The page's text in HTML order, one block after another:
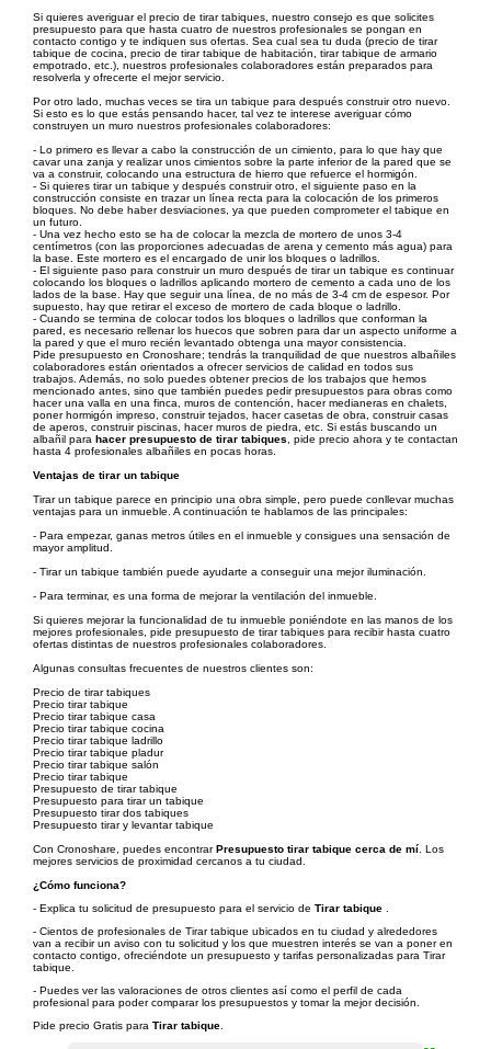
Si quieres averiguar el precio de tirar tabiques, nuestro consejo es que solicites
presupuesto para que hasta cuatro de nuestros profesionales se pongan en
contacto contigo y te indiquen sus ofertas. Sea cual sea tu duda (precio de tirar
tabique de cocina, precio de tirar tabique de habitación, tirar tabique de armario
empotrado, etc.), nuestros profesionales colaboradores están preparados para
resolverla y ofrecerte el mejor servicio.
Por otro lado, muchas veces se tira un tabique para después construir otro nuevo.
Si esto es lo que estás pensando hacer, tal vez te interese averiguar cómo
construyen un muro nuestros profesionales colaboradores:
- Lo primero es llevar a cabo la construcción de un cimiento, para lo que hay que
cavar una zanja y realizar unos cimientos sobre la parte inferior de la pared que se
va a construir, colocando una estructura de hierro que refuerce el hormigón.
- Si quieres tirar un tabique y después construir otro, el siguiente paso en la
construcción consiste en trazar un línea recta para la colocación de los primeros
bloques. No debe haber desviaciones, ya que pueden comprometer el tabique en
un futuro.
- Una vez hecho esto se ha de colocar la mezcla de mortero de unos 3-4
centímetros (con las proporciones adecuadas de arena y cemento más agua) para
la base. Este mortero es el encargado de unir los bloques o ladrillos.
- El siguiente paso para construir un muro después de tirar un tabique es continuar
colocando los bloques o ladrillos aplicando mortero de cemento a cada uno de los
lados de la base. Hay que seguir una línea, de no más de 3-4 cm de espesor. Por
supuesto, hay que retirar el exceso de mortero de cada bloque o ladrillo.
- Cuando se termina de colocar todos los bloques o ladrillos que conforman la
pared, es necesario rellenar los huecos que sobren para dar un aspecto uniforme a
la pared y que el muro recién levantado obtenga una mayor consistencia.
Pide presupuesto en Cronoshare; tendrás la tranquilidad de que nuestros albañiles
colaboradores están orientados a ofrecer servicios de calidad en todos sus
trabajos. Además, no solo puedes obtener precios de los trabajos que hemos
mencionado antes, sino que también puedes pedir presupuestos para obras como
hacer una valla en una finca, muros de contención, hacer medianeras en chalets,
poner hormigón impreso, construir tejados, hacer casetas de obra, construir casas
de aperos, construir piscinas, hacer muros de piedra, etc. Si estás buscando un
albañil para hacer presupuesto de tirar tabiques , pide precio ahora y te contactan
hasta 4 profesionales albañiles en pocas horas.
Ventajas de tirar un tabique
Tirar un tabique parece en principio una obra simple, pero puede conllevar muchas
ventajas para un inmueble. A continuación te hablamos de las principales:
- Para empezar, ganas metros útiles en el inmueble y consigues una sensación de
mayor amplitud.
- Tirar un tabique también puede ayudarte a conseguir una mejor iluminación.
- Para terminar, es una forma de mejorar la ventilación del inmueble.
Si quieres mejorar la funcionalidad de tu inmueble poniéndote en las manos de los
mejores profesionales, pide presupuesto de tirar tabiques para recibir hasta cuatro
ofertas distintas de nuestros profesionales colaboradores.
Algunas consultas frecuentes de nuestros clientes son:
Precio de tirar tabiques
Precio tirar tabique
Precio tirar tabique casa
Precio tirar tabique cocina
Precio tirar tabique ladrillo
Precio tirar tabique pladur
Precio tirar tabique salón
Precio tirar tabique
Presupuesto de tirar tabique
Presupuesto para tirar un tabique
Presupuesto tirar dos tabiques
Presupuesto tirar y levantar tabique
Con Cronoshare, puedes encontrarPresupuesto tirar tabique cerca de mí . Los
mejores servicios de proximidad cercanos a tu ciudad.
¿Cómo funciona?
- Explica tu solicitud de presupuesto para el servicio de Tirar tabique
- Cientos de profesionales de Tirar tabique ubicados en tu ciudad y alrededores
van a recibir un aviso con tu solicitud y los que muestren interés se van a poner en
contacto contigo, ofreciéndote un presupuesto y tarifas personalizadas para Tirar
tabique.
- Puedes ver las valoraciones de otros clientes así como el perfil de cada
profesional para poder comparar los presupuestos y tomar la mejor decisión.
Pide precio Gratis para Tirar tabique